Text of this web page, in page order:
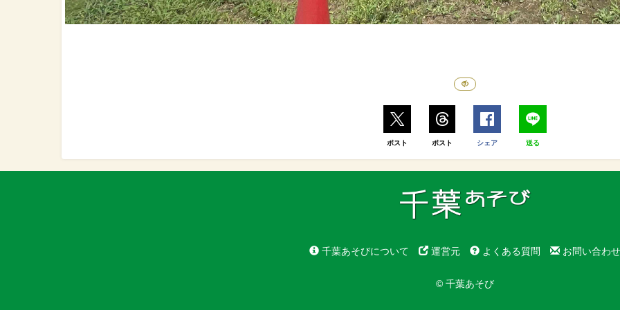
ポスト ポスト シェア 送る
千葉あそびについて 運営元 よくある質問 お問い合わせ
© 千葉あそび